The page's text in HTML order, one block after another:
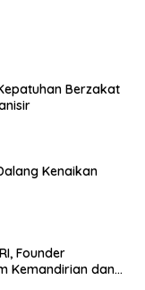
Berzakat
Kenaikan
Founder
Kemandirian dan